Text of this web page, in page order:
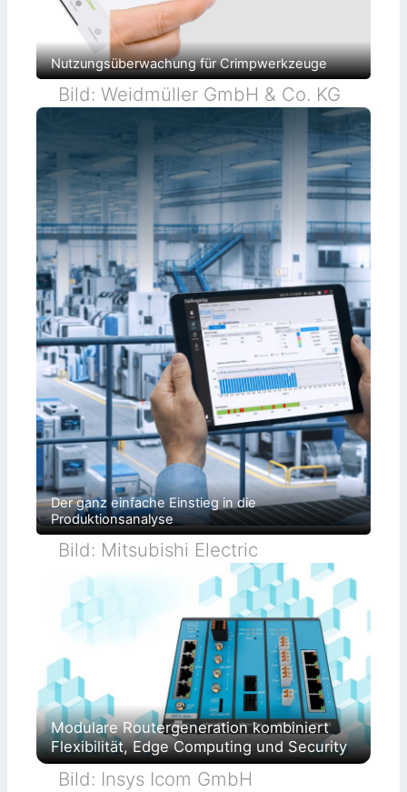
Nutzungsüberwachung für Crimpwerkzeuge
Bild: Weidmüller GmbH & Co. KG
Der ganz einfache Einstieg in die
Produktionsanalyse
Bild: Mitsubishi Electric
Modulare Routergeneration kombiniert
Flexibilität, Edge Computing und Security
Bild: Insys Icom GmbH